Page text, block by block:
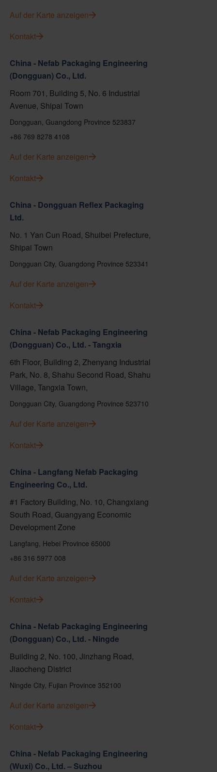
Auf der Karte anzeigen
Kontakt
China - Nefab Packaging Engineering
(Dongguan) Co., Ltd.
Room 701, Building 5, No. 6 Industrial
Avenue, Shipai Town
Dongguan, Guangdong Province 523837
+86 769 8278 4108
Auf der Karte anzeigen
Kontakt
China - Dongguan Reflex Packaging
Ltd.
No. 1 Yan Cun Road, Shuibei Prefecture,
Shipai Town
Dongguan City, Guangdong Province 523341
Auf der Karte anzeigen
Kontakt
China - Nefab Packaging Engineering
(Dongguan) Co., Ltd. - Tangxia
6th Floor, Building 2, Zhenyang Industrial
Park, No. 8, Shahu Second Road, Shahu
Village, Tangxia Town,
Dongguan City, Guangdong Province 523710
Auf der Karte anzeigen
Kontakt
China - Langfang Nefab Packaging
Engineering Co., Ltd.
#1 Factory Building, No. 10, Changxiang
South Road, Guangyang Economic
Development Zone
Langfang, Hebei Province 65000
+86 316 5977 008
Auf der Karte anzeigen
Kontakt
China - Nefab Packaging Engineering
(Dongguan) Co., Ltd. - Ningde
Building 2, No. 100, Jinzhang Road,
Jiaocheng District
Ningde City, Fujian Province 352100
Auf der Karte anzeigen
Kontakt
China - Nefab Packaging Engineering
(Wuxi) Co., Ltd. – Suzhou